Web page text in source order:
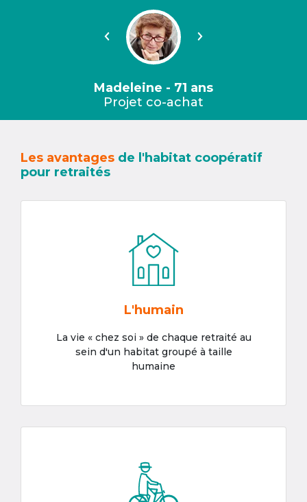
Précédent Suivant
Madeleine - 71 ans
Projet co-achat
Les avantages de l'habitat coopératif
pour retraités
L'humain
La vie « chez soi » de chaque retraité au
sein d'un habitat groupé à taille
humaine